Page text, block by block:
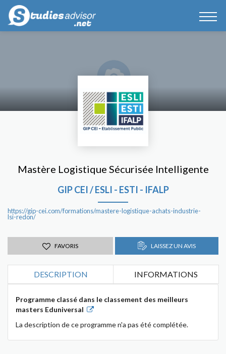
Mastère Logistique Sécurisée Intelligente
GIP CEI / ESLI - ESTI - IFALP
https://gip-cei.com/formations/mastere-logistique-achats-industrie-
lsi-redon/
FAVORIS LAISSEZ UN AVIS
DESCRIPTION INFORMATIONS
Programme classé dans le classement des meilleurs
masters Eduniversal
La description de ce programme n'a pas été complétée.